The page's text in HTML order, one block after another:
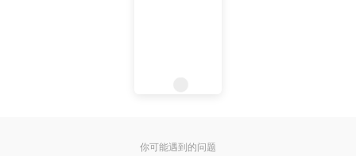
你可能遇到的问题